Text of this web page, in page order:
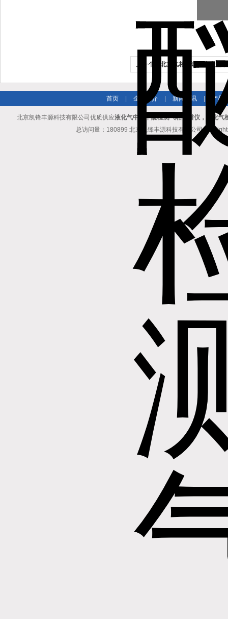
上一个： 北京气相色谱仪生产厂
相色谱仪价格
首页 企业简介 新闻资讯 产品
北京凯锋丰源科技有限公司优质供应液化气中二甲醚检测气相色谱仪，液化气
总访问量：180899 北京凯锋丰源科技有限公司 All